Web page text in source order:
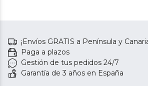
¡Envíos GRATIS a Península y
Paga a plazos
Gestión de tus pedidos 24/7
Garantía de 3 años en España